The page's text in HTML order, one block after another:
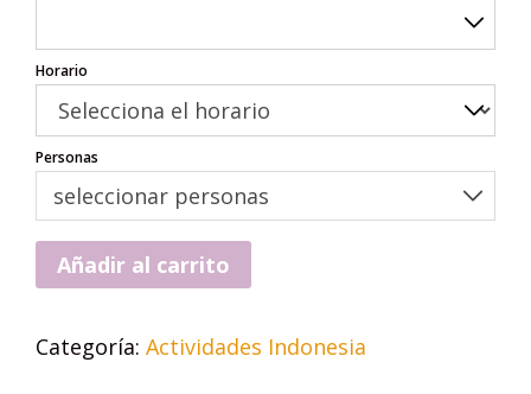
Horario
Personas
seleccionar personas
Añadir al carrito
Categoría: Actividades Indonesia